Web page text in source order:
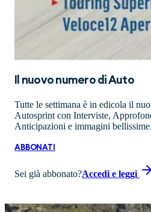
Il nuovo numero diAuto
Tutte le settimana è in edicola il
Autosprint con Interviste,
Anticipazioni e immagini bellissime.
ABBONATI
Sei già abbonato?Accedi e leggi